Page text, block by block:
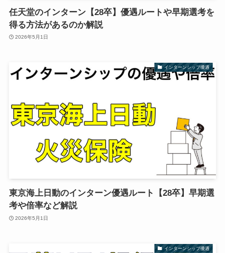
任天堂のインターン【28卒】優遇ルートや早期選考を
得る方法があるのか解説
2026年5月1日
インターンシップ優遇
東京海上日動のインターン優遇ルート【28卒】早期選
考や倍率など解説
2026年5月1日
インターンシップ優遇